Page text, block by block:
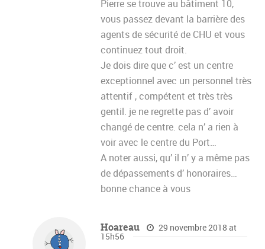
Pierre se trouve au bâtiment 10,
vous passez devant la barrière des
agents de sécurité de CHU et vous
continuez tout droit.
Je dois dire que c’ est un centre
exceptionnel avec un personnel très
attentif , compétent et très très
gentil. je ne regrette pas d’ avoir
changé de centre. cela n’ a rien à
voir avec le centre du Port…
A noter aussi, qu’ il n’ y a même pas
de dépassements d’ honoraires…
bonne chance à vous
Hoareau 29 novembre 2018 at
15h56